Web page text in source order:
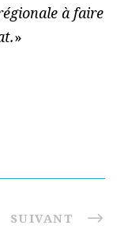
à faire
»
SUIVANT